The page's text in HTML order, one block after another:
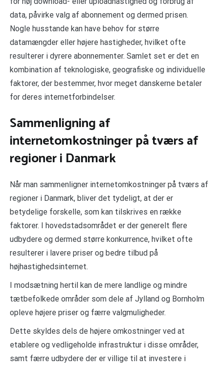
data, påvirke valg af abonnement og dermed prisen.
Nogle husstande kan have behov for større
datamængder eller højere hastigheder, hvilket ofte
resulterer i dyrere abonnementer. Samlet set er det en
kombination af teknologiske, geografiske og individuelle
faktorer, der bestemmer, hvor meget danskerne betaler
for deres internetforbindelser.
Sammenligning af
internetomkostninger på tværs af
regioner i Danmark
Når man sammenligner internetomkostninger på tværs af
regioner i Danmark, bliver det tydeligt, at der er
betydelige forskelle, som kan tilskrives en række
faktorer. I hovedstadsområdet er der generelt flere
udbydere og dermed større konkurrence, hvilket ofte
resulterer i lavere priser og bedre tilbud på
højhastighedsinternet.
I modsætning hertil kan de mere landlige og mindre
tætbefolkede områder som dele af Jylland og Bornholm
opleve højere priser og færre valgmuligheder.
Dette skyldes dels de højere omkostninger ved at
etablere og vedligeholde infrastruktur i disse områder,
samt færre udbydere der er villige til at investere i